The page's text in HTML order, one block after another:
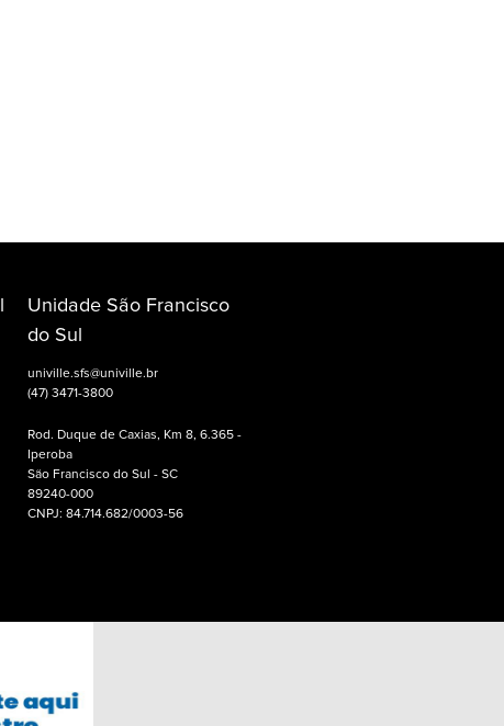
Unidade São Francisco
do Sul
univille.sfs@univille.br
(47) 3471-3800
Rod. Duque de Caxias, Km 8, 6.365 -
Iperoba
São Francisco do Sul - SC
89240-000
CNPJ: 84.714.682/0003-56